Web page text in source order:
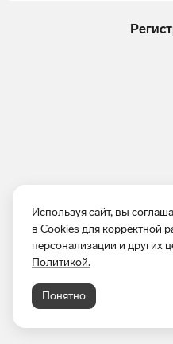
Используя сайт, вы
в Cookies для корректной
персонализации и других
Политикой.
Понятно